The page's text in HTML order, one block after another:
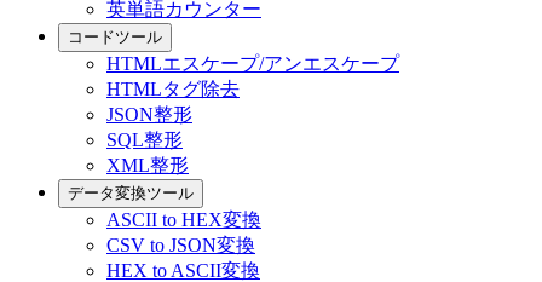
英単語カウンター
コードツール
HTMLエスケープ/アンエスケープ
HTMLタグ除去
JSON整形
SQL整形
XML整形
データ変換ツール
ASCII to HEX変換
CSV to JSON変換
HEX to ASCII変換